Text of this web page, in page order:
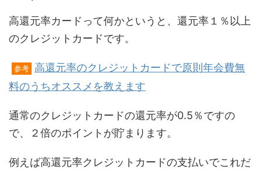
高還元率カードって何かというと、還元率１％以上
のクレジットカードです。
参考
高還元率のクレジットカードで原則年会費無
料のうちオススメを教えます
通常のクレジットカードの還元率が0.5％ですの
で、２倍のポイントが貯まります。
例えば高還元率クレジットカードの支払いでこれだ